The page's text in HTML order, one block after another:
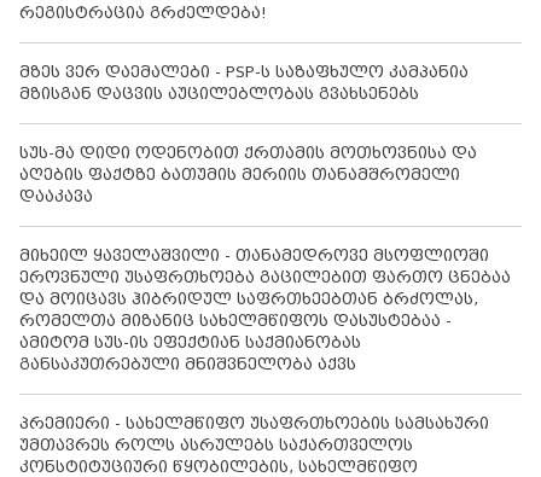
რეგისტრაცია გრძელდება!
მზეს ვერ დაემალები - PSP-ს საზაფხულო კამპანია
მზისგან დაცვის აუცილებლობას გვახსენებს
სუს-მა დიდი ოდენობით ქრთამის მოთხოვნისა და
აღების ფაქტზე ბათუმის მერიის თანამშრომელი
დააკავა
მიხეილ ყაველაშვილი - თანამედროვე მსოფლიოში
ეროვნული უსაფრთხოება გაცილებით ფართო ცნებაა
და მოიცავს ჰიბრიდულ საფრთხეებთან ბრძოლას,
რომელთა მიზანიც სახელმწიფოს დასუსტებაა -
ამიტომ სუს-ის ეფექტიან საქმიანობას
განსაკუთრებული მნიშვნელობა აქვს
პრემიერი - სახელმწიფო უსაფრთხოების სამსახური
უმთავრეს როლს ასრულებს საქართველოს
კონსტიტუციური წყობილების, სახელმწიფო